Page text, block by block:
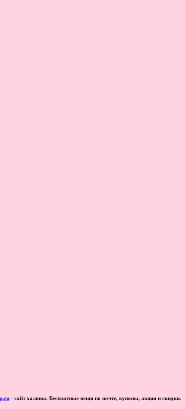
- сайт халявы. Бесплатные вещи по почте, купоны, акции и скидки.